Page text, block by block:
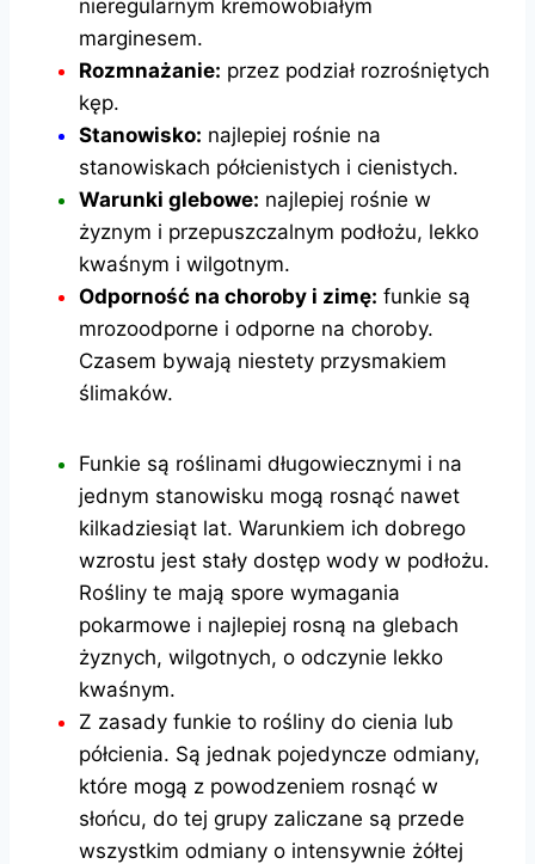
nieregularnym kremowobiałym
marginesem.
Rozmnażanie: przez podział rozrośniętych
kęp.
Stanowisko: najlepiej rośnie na
stanowiskach półcienistych i cienistych.
Warunki glebowe: najlepiej rośnie w
żyznym i przepuszczalnym podłożu, lekko
kwaśnym i wilgotnym.
Odporność na choroby i zimę: funkie są
mrozoodporne i odporne na choroby.
Czasem bywają niestety przysmakiem
ślimaków.
Funkie są roślinami długowiecznymi i na
jednym stanowisku mogą rosnąć nawet
kilkadziesiąt lat. Warunkiem ich dobrego
wzrostu jest stały dostęp wody w podłożu.
Rośliny te mają spore wymagania
pokarmowe i najlepiej rosną na glebach
żyznych, wilgotnych, o odczynie lekko
kwaśnym.
Z zasady funkie to rośliny do cienia lub
półcienia. Są jednak pojedyncze odmiany,
które mogą z powodzeniem rosnąć w
słońcu, do tej grupy zaliczane są przede
wszystkim odmiany o intensywnie żółtej